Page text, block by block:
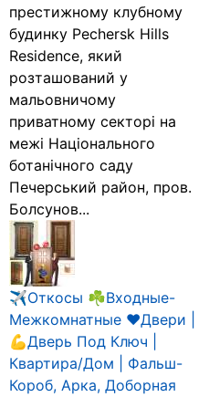
престижному клубному
будинку Pechersk Hills
Residence, який
розташований у
мальовничому
приватному секторі на
межі Національного
ботанічного саду
Печерський район, пров.
Болсунов...
✈Откосы ☘Входные-
Межкомнатные ❤Двери |
💪Дверь Под Ключ |
Квартира/Дом | Фальш-
Короб, Арка, Доборная